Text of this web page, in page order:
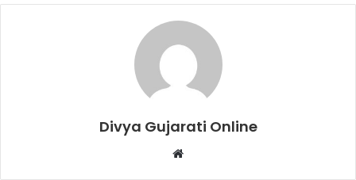
Divya Gujarati Online
Website